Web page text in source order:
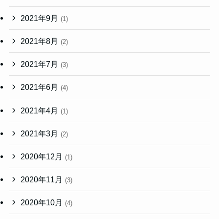
2021年9月 (1)
2021年8月 (2)
2021年7月 (3)
2021年6月 (4)
2021年4月 (1)
2021年3月 (2)
2020年12月 (1)
2020年11月 (3)
2020年10月 (4)